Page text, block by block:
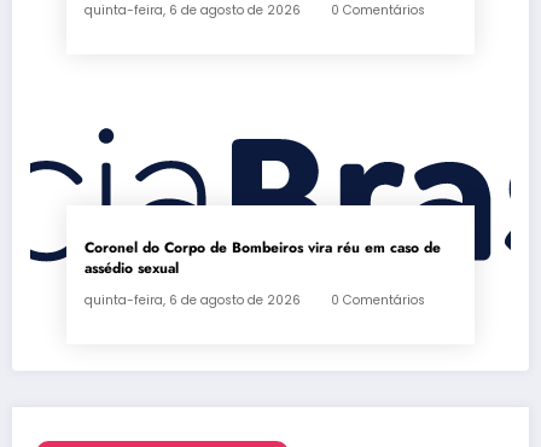
quinta-feira, 6 de agosto de 2026 0 Comentários
Coronel do Corpo de Bombeiros vira réu em caso de
assédio sexual
quinta-feira, 6 de agosto de 2026 0 Comentários